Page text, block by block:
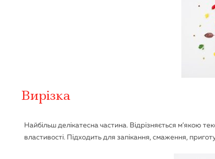
Вирізка
Найбільш делікатесна частина. Відрізняється м’якою
властивості. Підходить для запікання, смаження,